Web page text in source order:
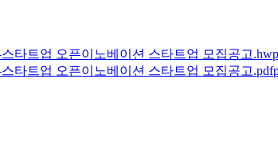
타트업 오픈이노베이션 스타트업 모집공고
타트업 오픈이노베이션 스타트업 모집공고.pdf